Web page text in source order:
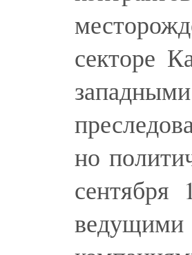
секторе
но
сентября